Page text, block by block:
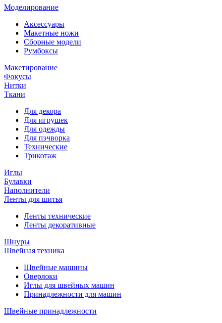
Моделирование
Аксессуары
Макетные ножи
Сборные модели
Румбоксы
Макетирование
Фокусы
Нитки
Ткани
Для декора
Для игрушек
Для одежды
Для пэчворка
Технические
Трикотаж
Иглы
Булавки
Наполнители
Ленты для шитья
Ленты технические
Ленты декоративные
Шнуры
Швейная техника
Швейные машины
Оверлоки
Иглы для швейных машин
Принадлежности для машин
Швейные принадлежности